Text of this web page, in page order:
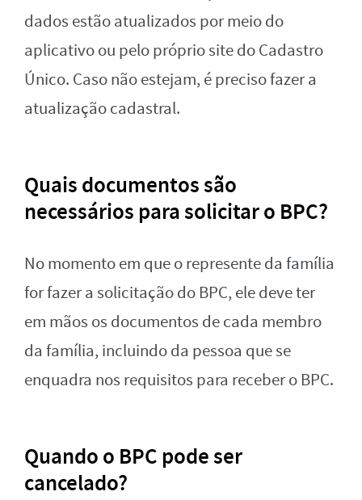
dados estão atualizados por meio do
aplicativo ou pelo próprio site do Cadastro
Único. Caso não estejam, é preciso fazer a
atualização cadastral.
Quais documentos são
necessários para solicitar o BPC?
No momento em que o represente da família
for fazer a solicitação do BPC, ele deve ter
em mãos os documentos de cada membro
da família, incluindo da pessoa que se
enquadra nos requisitos para receber o BPC.
Quando o BPC pode ser
cancelado?